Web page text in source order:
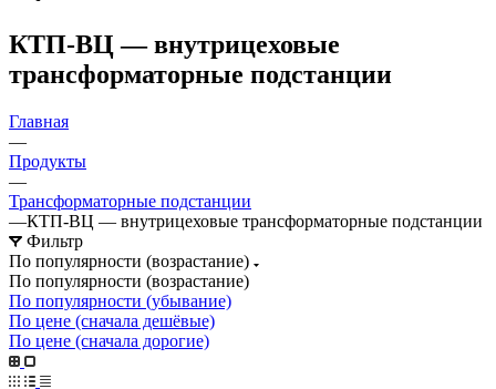
КТП-ВЦ — внутрицеховые
трансформаторные подстанции
Главная
—
Продукты
—
Трансформаторные подстанции
—КТП-ВЦ — внутрицеховые трансформаторные подстанции
Фильтр
По популярности (возрастание)
По популярности (возрастание)
По популярности (убывание)
По цене (сначала дешёвые)
По цене (сначала дорогие)